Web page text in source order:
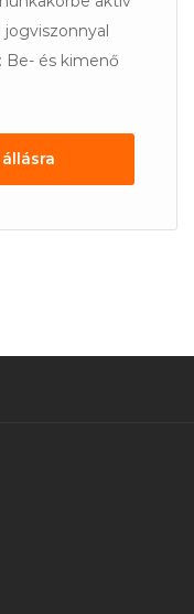
jogviszonnyal
Be- és kimenő